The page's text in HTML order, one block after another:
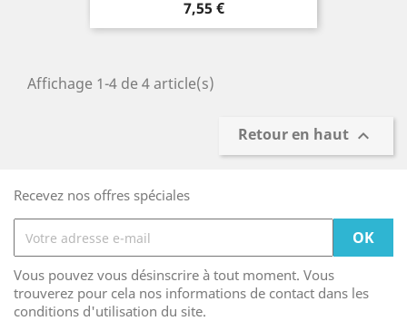
Prix
7,55 €
Affichage 1-4 de 4 article(s)
Retour en haut 
Recevez nos offres spéciales
Vous pouvez vous désinscrire à tout moment. Vous
trouverez pour cela nos informations de contact dans les
conditions d'utilisation du site.